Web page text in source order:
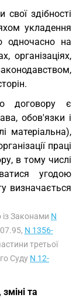
здібності
укладення
одночасно на
організаціях,
договору є
обов'язки і
матеріальна),
праці
в тому числі
угодою
визначається
із Законами N
N 1356-
третьої
Суду N 12-
та